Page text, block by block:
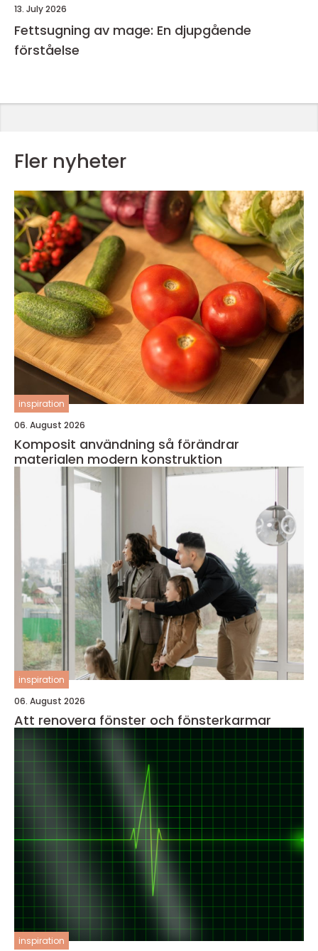
13. July 2026
Fettsugning av mage: En djupgående
förståelse
Fler nyheter
inspiration
06. August 2026
Komposit användning så förändrar
materialen modern konstruktion
inspiration
06. August 2026
Att renovera fönster och fönsterkarmar
inspiration